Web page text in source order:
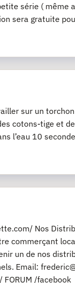
série ( même
sera gratuite
sur un
cotons-tige et
l’eau 10
Nos
commerçant
un de nos
Email:
FORUM /